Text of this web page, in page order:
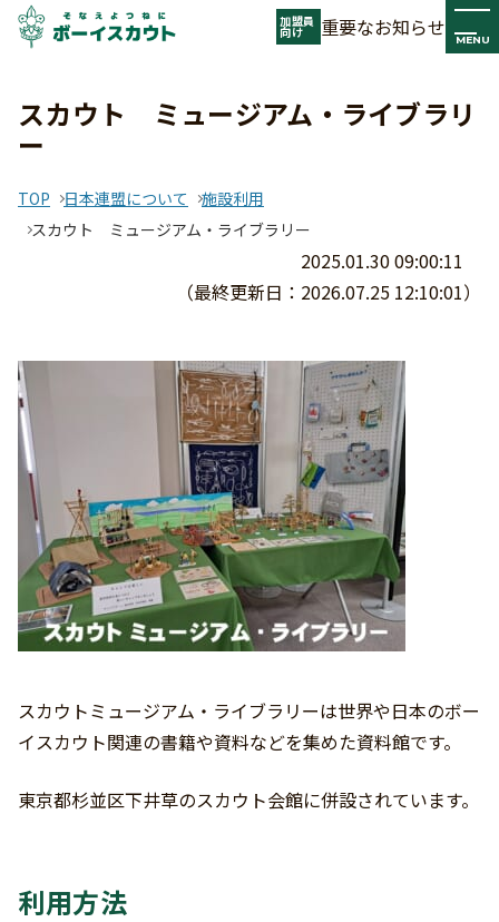
加盟員
向け 重要なお知らせ MENU
スカウト ミュージアム・ライブラリ
ー
TOP 日本連盟について
施設利用
スカウト ミュージアム・ライブラリー
2025.01.30 09:00:11
（最終更新日：2026.07.25 12:10:01）
スカウトミュージアム・ライブラリーは世界や日本のボー
イスカウト関連の書籍や資料などを集めた資料館です。
東京都杉並区下井草のスカウト会館に併設されています。
利用方法